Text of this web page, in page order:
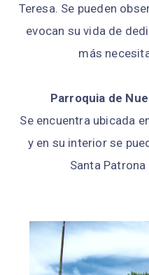
Teresa. Se pueden
evocan su vida de
más
Parroquia de
Se encuentra ubicada
y en su interior se
Santa Patrona